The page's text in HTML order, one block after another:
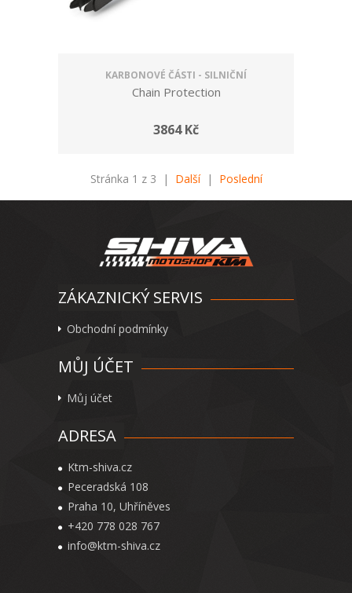
KARBONOVÉ ČÁSTI - SILNIČNÍ
Chain Protection
3864 Kč
Stránka 1 z 3 | Další| Poslední
ZÁKAZNICKÝ SERVIS
Obchodní podmínky
MŮJ ÚČET
Můj účet
ADRESA
Ktm-shiva.cz
Peceradská 108
Praha 10, Uhříněves
+420 778 028 767
info@ktm-shiva.cz